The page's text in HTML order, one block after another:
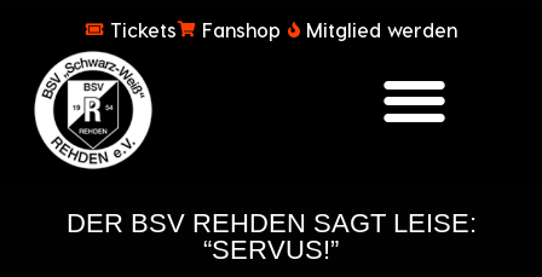
Tickets Fanshop Mitglied werden
DER BSV REHDEN SAGT LEISE:
“SERVUS!”